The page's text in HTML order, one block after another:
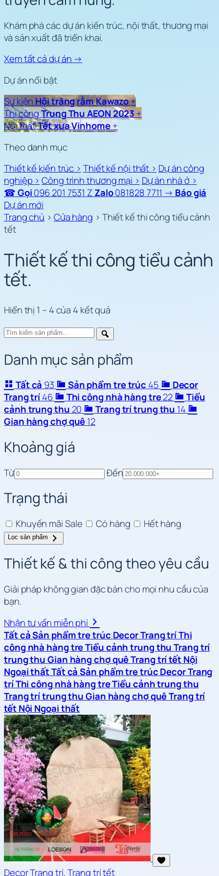
Khám phá các dự án kiến trúc, nội thất, thương mại
và sản xuất đã triển khai.
Xem tất cả dự án →
Dự án nổi bật
Sự kiện Hội trăng rằm Kawazo+
Thi côngTrung Thu AEON 2023+
Nội thấtTết xưa Vinhome +
Theo danh mục
Thiết kế kiến trúc › Thiết kế nội thất › Dự án công
nghiệp › Công trình thương mại › Dự án nhà ở ›
☎Gọi096 201 7531 Z Zalo081828 7711 → Báo giá
Dự án mới
Trang chủ › Cửa hàng › Thiết kế thi công tiểu cảnh
tết
Thiết kế thi công tiểu cảnh
tết.
Hiển thị 1 – 4 của 4 kết quả
Danh mục sản phẩm
Tất cả 93 Sản phẩm tre trúc 45
Decor
Trang trí46 Thi công nhà hàng tre22
Tiểu
cảnh trung thu 20 Trang trí trung thu 14
Gian hàng chợ quê12
Khoảng giá
Từ Đến
Trạng thái
Khuyến mãiSale Có hàng Hết hàng
Lọc sản phẩm
Thiết kế & thi công theo yêu cầu
Giải pháp không gian đặc bản cho mọi nhu cầu của
bạn.
Nhận tư vấn miễn phí
Tất cảSản phẩm tre trúc Decor Trang tríThi
công nhà hàng treTiểu cảnh trung thu Trang trí
trung thuGian hàng chợ quêTrang trí tếtNội
Ngoại thấtTất cả Sản phẩm tre trúcDecor Trang
tríThi công nhà hàng treTiểu cảnh trung thu
Trang trí trung thuGian hàng chợ quêTrang trí
tết Nội Ngoại thất
Decor Trang trí,Trang trí tết